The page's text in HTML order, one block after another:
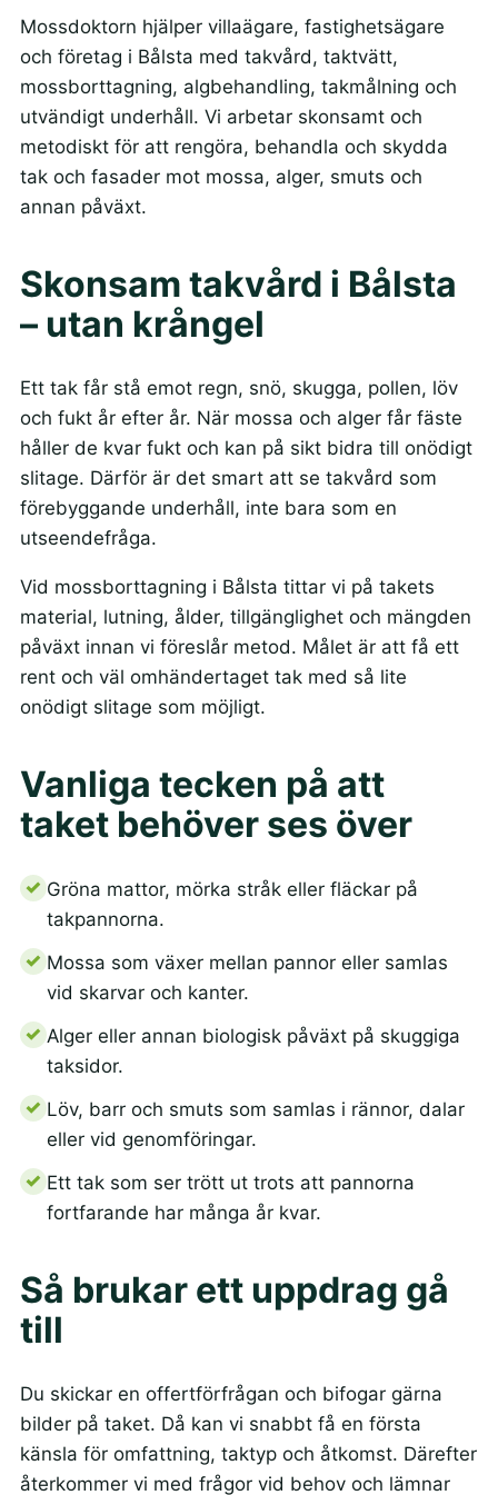
Mossdoktorn hjälper villaägare, fastighetsägare
och företag i Bålsta med takvård, taktvätt,
mossborttagning, algbehandling, takmålning och
utvändigt underhåll. Vi arbetar skonsamt och
metodiskt för att rengöra, behandla och skydda
tak och fasader mot mossa, alger, smuts och
annan påväxt.
Skonsam takvård i Bålsta
– utan krångel
Ett tak får stå emot regn, snö, skugga, pollen, löv
och fukt år efter år. När mossa och alger får fäste
håller de kvar fukt och kan på sikt bidra till onödigt
slitage. Därför är det smart att se takvård som
förebyggande underhåll, inte bara som en
utseendefråga.
Vid mossborttagning i Bålsta tittar vi på takets
material, lutning, ålder, tillgänglighet och mängden
påväxt innan vi föreslår metod. Målet är att få ett
rent och väl omhändertaget tak med så lite
onödigt slitage som möjligt.
Vanliga tecken på att
taket behöver ses över
Gröna mattor, mörka stråk eller fläckar på
takpannorna.
Mossa som växer mellan pannor eller samlas
vid skarvar och kanter.
Alger eller annan biologisk påväxt på skuggiga
taksidor.
Löv, barr och smuts som samlas i rännor, dalar
eller vid genomföringar.
Ett tak som ser trött ut trots att pannorna
fortfarande har många år kvar.
Så brukar ett uppdrag gå
till
Du skickar en offertförfrågan och bifogar gärna
bilder på taket. Då kan vi snabbt få en första
känsla för omfattning, taktyp och åtkomst. Därefter
återkommer vi med frågor vid behov och lämnar